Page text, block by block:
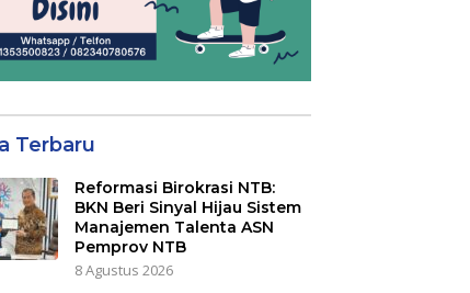
Terbaru
Reformasi Birokrasi NTB:
BKN Beri Sinyal Hijau Sistem
Manajemen Talenta ASN
Pemprov NTB
8 Agustus 2026